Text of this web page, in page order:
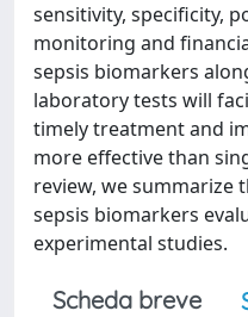
sensitivity, specificity,
monitoring and
sepsis biomarkers
laboratory tests will
timely treatment and
more effective than
review, we summarize
sepsis biomarkers
experimental studies.
Scheda breve